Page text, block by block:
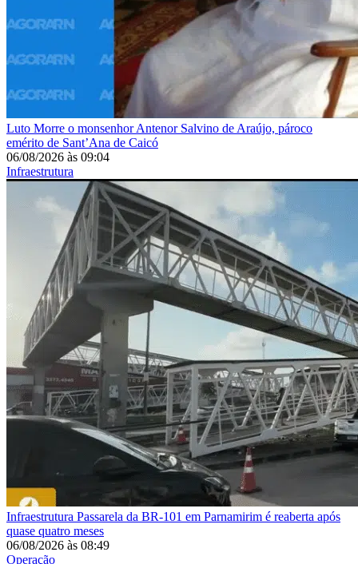
Luto Morre o monsenhor Antenor Salvino de Araújo, pároco
emérito de Sant’Ana de Caicó
06/08/2026 às 09:04
Infraestrutura
Infraestrutura Passarela da BR-101 em Parnamirim é reaberta após
quase quatro meses
06/08/2026 às 08:49
Operação